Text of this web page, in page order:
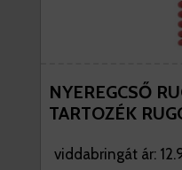
NYEREGCSŐ
TARTOZÉK
viddabringát ár: